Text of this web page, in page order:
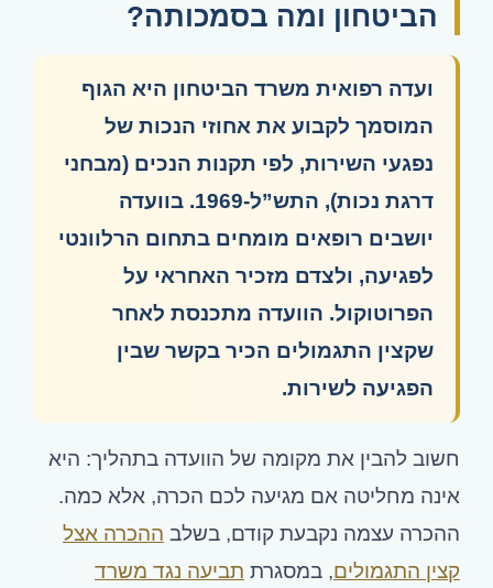
הביטחון ומה בסמכותה?
ועדה רפואית משרד הביטחון היא הגוף
המוסמך לקבוע את אחוזי הנכות של
נפגעי השירות, לפי תקנות הנכים (מבחני
דרגת נכות), התש”ל-1969. בוועדה
יושבים רופאים מומחים בתחום הרלוונטי
לפגיעה, ולצדם מזכיר האחראי על
הפרוטוקול. הוועדה מתכנסת לאחר
שקצין התגמולים הכיר בקשר שבין
הפגיעה לשירות.
חשוב להבין את מקומה של הוועדה בתהליך: היא
אינה מחליטה אם מגיעה לכם הכרה, אלא כמה.
ההכרה עצמה נקבעת קודם, בשלב ההכרה אצל
קצין התגמולים, במסגרת תביעה נגד משרד